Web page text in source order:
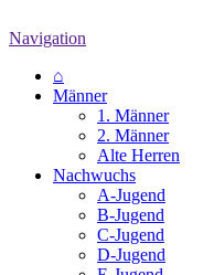
Navigation
⌂
Männer
1. Männer
2. Männer
Alte Herren
Nachwuchs
A-Jugend
B-Jugend
C-Jugend
D-Jugend